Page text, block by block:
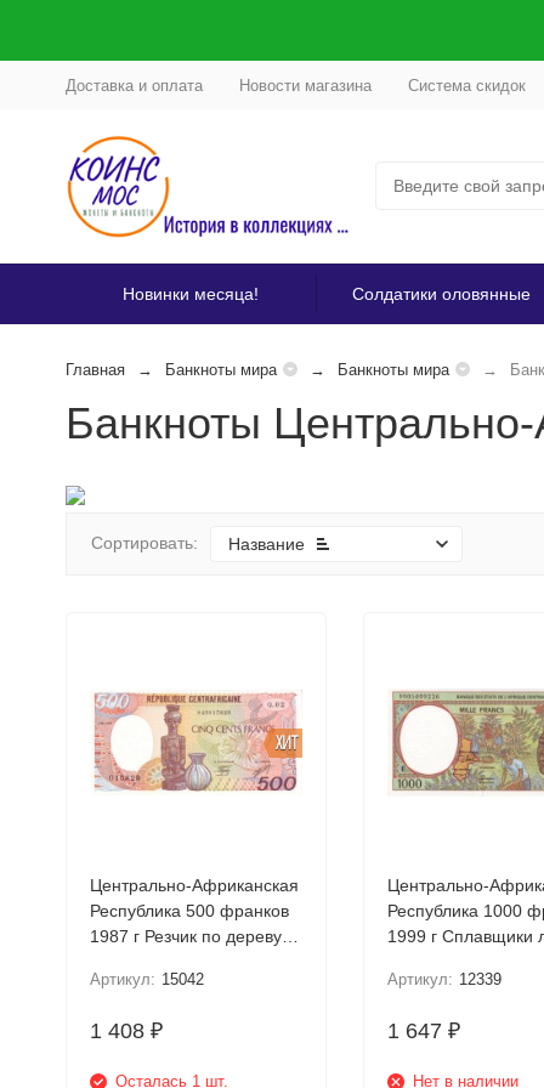
Доставка и оплата Новости магазина Система скидок
Новинки месяца! Солдатики оловянные
Главная Банкноты мира Банкноты мира
Банкноты
Сортировать: Название
ХИТ
Центрально-Африканская
Республика 500 франков
1987 г Резчик по дереву
Артикул: 15042
1 408 ₽
Осталась 1 шт.
Центрально-
Республика 1000 франков
1999 г Сплавщики
Артикул: 12339
1 647 ₽
Нет в наличии